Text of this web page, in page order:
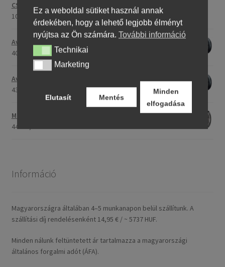
CST C-186 3.00 - 23 59P TT (első/hátsó)
107396,28 Ft
Avon Roadrider MKII 90/90 - 18 51V TL (első/hátsó)
40791,20 Ft
Avon Roadrider MKII 110/80 - 18 (58V) TL (első/hátsó)
43809,26 Ft
Maxxis M-6011 170/80 - 15 77H TL (hátsó gumi)
44753,31 Ft
Információ
Magyarországra általában 4–5 munkanapon belül szállítunk. A
szállítási díj rendelésenként 14,95 € / ~ 5737 HUF.
Minden nálunk feltüntetett ár tartalmazza a magyarországi
általános forgalmi adót (ÁFA).
Ez a weboldal sütiket használ annak
érdekében, hogy a lehető legjobb élményt
nyújtsa az Ön számára. További információ
TechnikaiTechnikai
MarketingMarketing
Elutasít Mentés
Minden
elfogadása